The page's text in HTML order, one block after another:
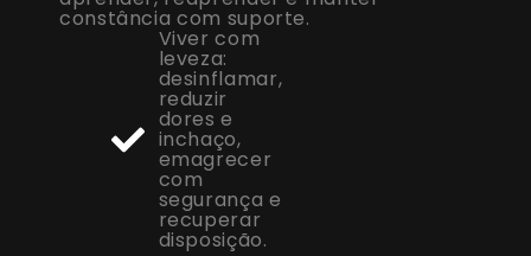
constância com suporte.
Viver com
leveza:
desinflamar,
reduzir
dores e
inchaço,
emagrecer
com
segurança e
recuperar
disposição.